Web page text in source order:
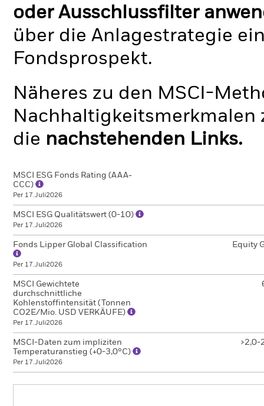
oder Ausschlussfilter
über die Anlagestrategie
Fondsprospekt.
Näheres zu den MSCI-
Nachhaltigkeitsmerkmalen
die nachstehenden Links.
MSCI ESG Fonds Rating (AAA-
CCC)
Per 17.Juli2026
MSCI ESG Qualitätswert (0-10)
Per 17.Juli2026
Fonds Lipper Global Classification
Per 17.Juli2026
Equity
MSCI Gewichtete
durchschnittliche
Kohlenstoffintensität (Tonnen
CO2E/Mio. USD VERKÄUFE)
Per 17.Juli2026
MSCI-Daten zum impliziten
Temperaturanstieg (+0-3,0°C)
Per 17.Juli2026
>2,0-